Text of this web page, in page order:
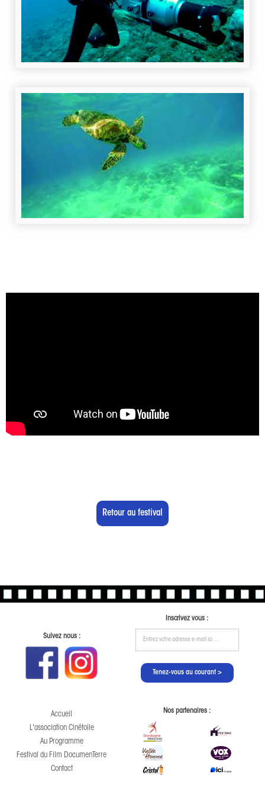
Retour au festival
Suivez nous :
Inscrivez vous :
Accueil
L'association Cinétoile
Au Programme
Festival du Film DocumenTerre
Contact
Nos partenaires :